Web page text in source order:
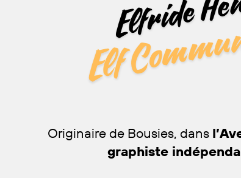
Elf
Originaire de Bousies, dans
graphiste